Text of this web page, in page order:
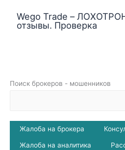
Поиск брокеров - мошенников
Жалоба на брокера
Жалоба на аналитика
Wego Trade –
отзывы. Проверка